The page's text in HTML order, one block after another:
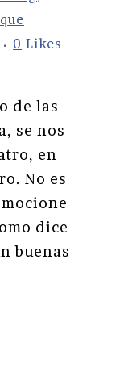
0 Likes
de las
se nos
en
No es
dice
buenas